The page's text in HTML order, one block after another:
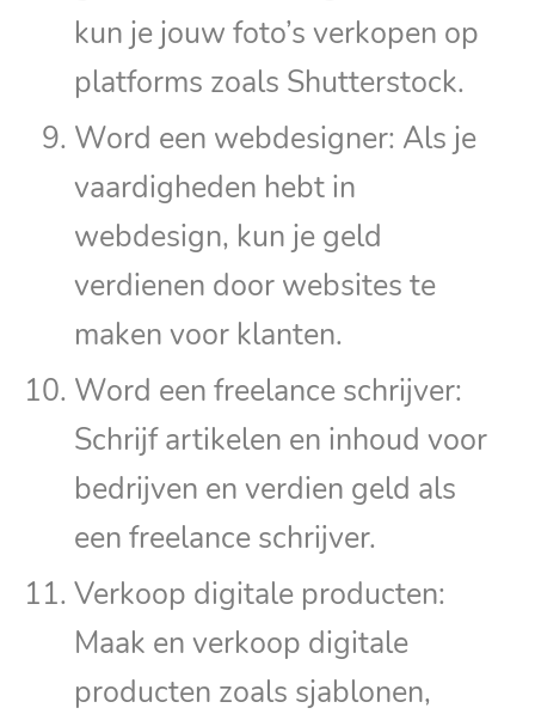
kun je jouw foto’s verkopen op
platforms zoals Shutterstock.
Word een webdesigner: Als je
vaardigheden hebt in
webdesign, kun je geld
verdienen door websites te
maken voor klanten.
Word een freelance schrijver:
Schrijf artikelen en inhoud voor
bedrijven en verdien geld als
een freelance schrijver.
Verkoop digitale producten:
Maak en verkoop digitale
producten zoals sjablonen,